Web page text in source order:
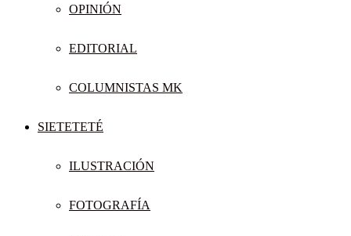
OPINIÓN
EDITORIAL
COLUMNISTAS MK
SIETETETÉ
ILUSTRACIÓN
FOTOGRAFÍA